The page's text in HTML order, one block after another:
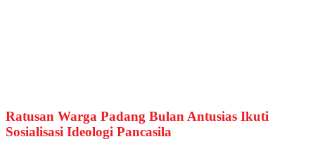
Ratusan Warga Padang Bulan Antusias Ikuti
Sosialisasi Ideologi Pancasila